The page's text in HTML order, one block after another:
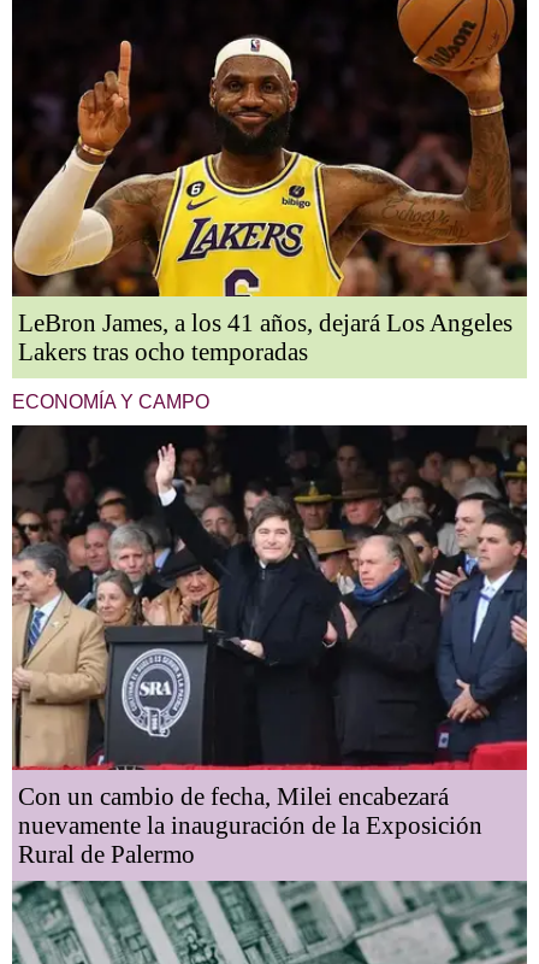
LeBron James, a los 41 años, dejará Los Angeles
Lakers tras ocho temporadas
ECONOMÍA Y CAMPO
Con un cambio de fecha, Milei encabezará
nuevamente la inauguración de la Exposición
Rural de Palermo